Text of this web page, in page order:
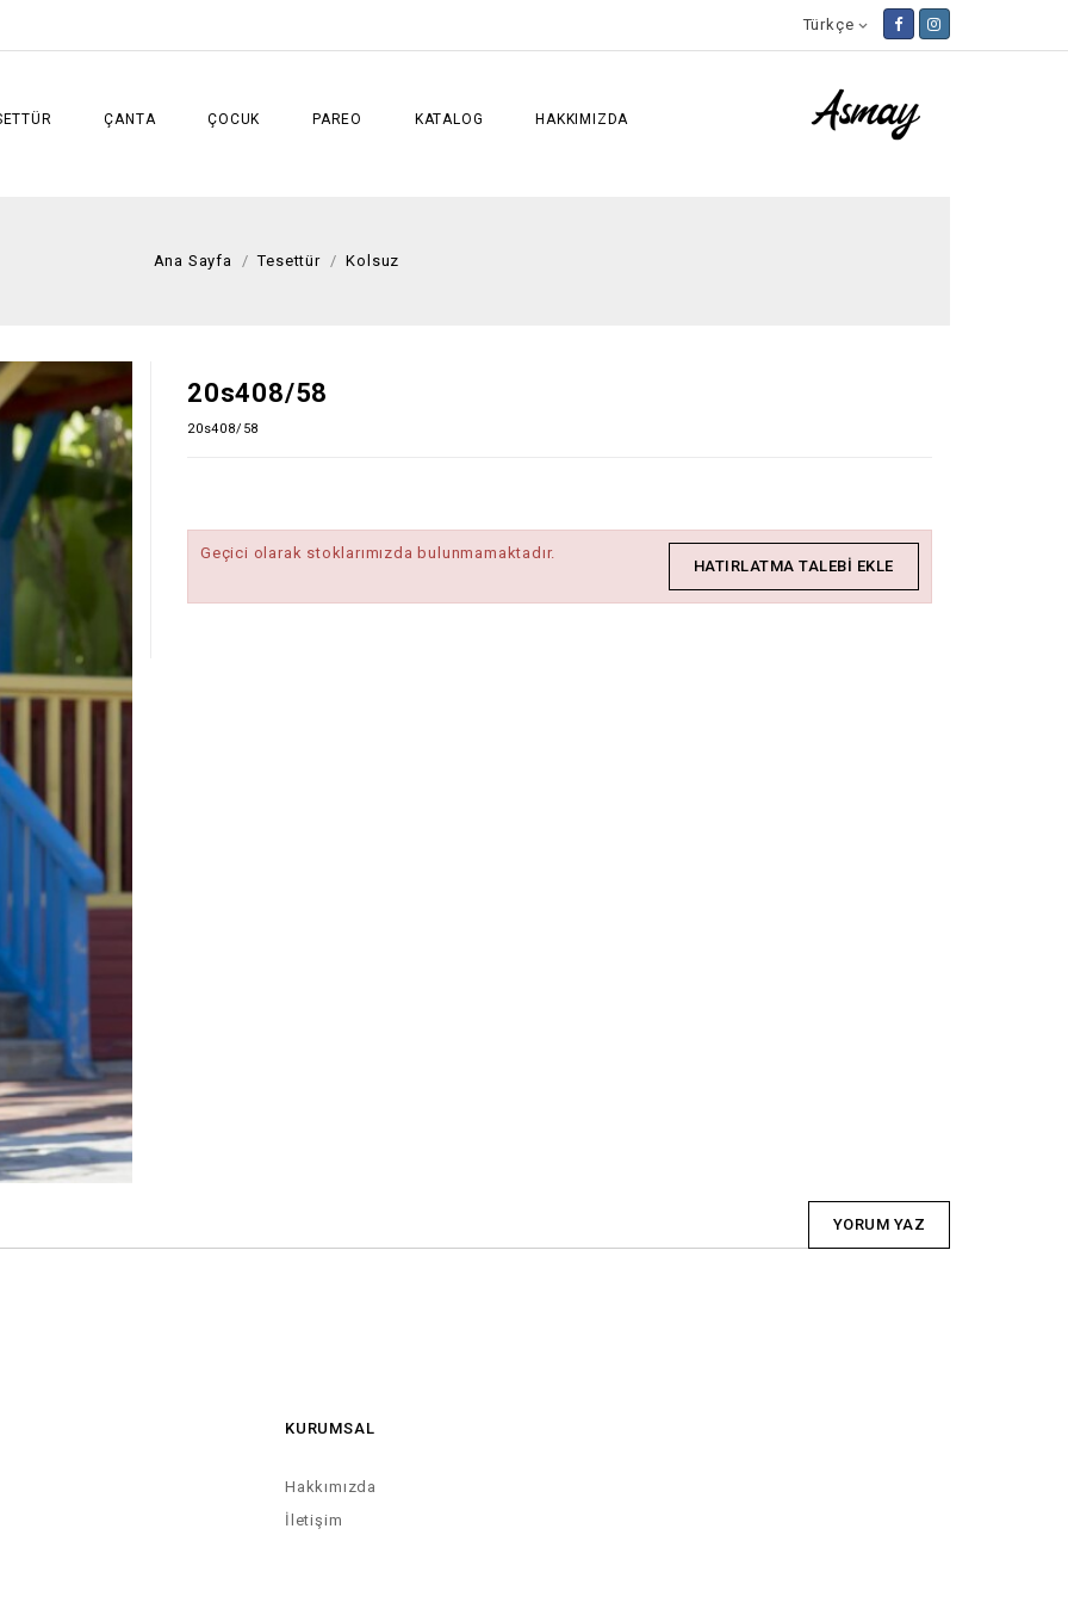
Türkçe
ÇANTA ÇOCUK PAREO KATALOG HAKKIMIZDA
Ana Sayfa Tesettür Kolsuz
20s408/58
20s408/58
Geçici olarak stoklarımızda bulunmamaktadır.
HATIRLATMA TALEBI EKLE
YORUM YAZ
KURUMSAL
Hakkımızda
İletişim